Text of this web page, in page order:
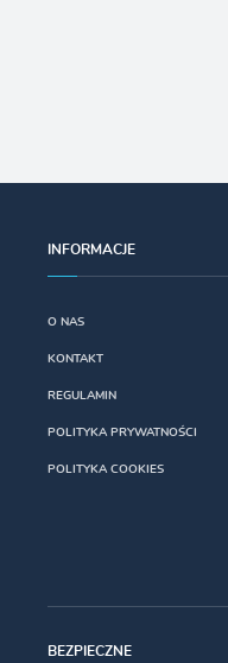
INFORMACJE
O NAS
KONTAKT
REGULAMIN
POLITYKA PRYWATNOŚCI
POLITYKA COOKIES
BEZPIECZNE